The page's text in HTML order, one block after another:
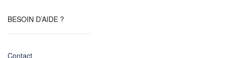
BESOIN D’AIDE ?
Contact